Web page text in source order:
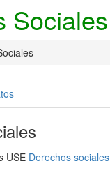
Sociales
USE Derechos sociales